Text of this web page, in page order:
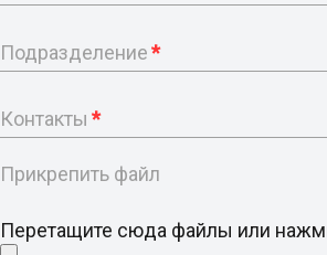
Подразделение*
Контакты *
Прикрепить файл
Перетащите сюда файлы или